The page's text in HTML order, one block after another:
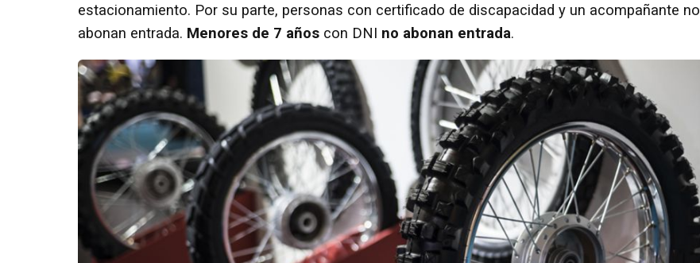
estacionamiento. Por su parte, personas con certificado de discapacidad y un acompañante no
abonan entrada. Menores de 7 años con DNI no abonan entrada.